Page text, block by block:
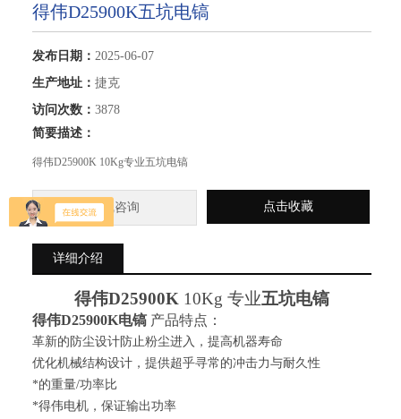
得伟D25900K五坑电镐
发布日期： 2025-06-07
生产地址： 捷克
访问次数： 3878
简要描述：
得伟D25900K 10Kg专业五坑电镐
在线咨询 点击收藏
详细介绍
得伟D25900K 10Kg 专业五坑电镐
得伟D25900K电镐 产品特点：
革新的防尘设计防止粉尘进入，提高机器寿命
优化机械结构设计，提供超乎寻常的冲击力与耐久性
*的重量/功率比
*得伟电机，保证输出功率